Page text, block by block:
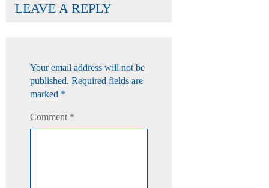
LEAVE A REPLY
Your email address will not be
published. Required fields are
marked *
Comment *